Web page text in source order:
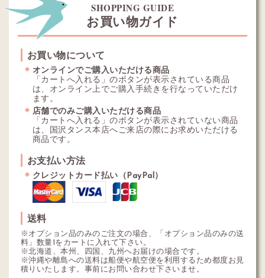
SHOPPING GUIDE
お買い物ガイド
お買い物について
オンラインでご購入いただける商品
「カートへ入れる」のボタンが表示されている商品
は、オンライン上でご購入手続きを行なっていただけ
ます。
店舗でのみご購入いただける商品
「カートへ入れる」のボタンが表示されていない商品
は、国沢タンス本店へご来店の際にお求めいただける
商品です。
お支払い方法
クレジットカード払い（PayPal）
送料
※オプション品のみのご注文の場合、「オプション品のみの送
料」数量1をカートに入れて下さい。
※北海道、本州、四国、九州へお届けの場合です。
※沖縄や離島への送料は船便や航空便を利用するため都度お見
積りいたします。事前にお問い合わせ下さいませ。